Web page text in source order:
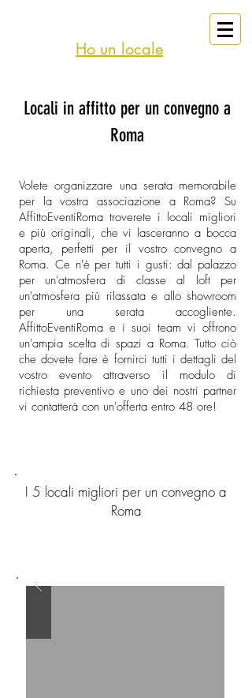
Ho un locale
Locali in affitto per un convegno a
Roma
Volete organizzare una serata memorabile
per la vostra associazione a Roma? Su
AffittoEventiRoma troverete i locali migliori
e più originali, che vi lasceranno a bocca
aperta, perfetti per il vostro convegno a
Roma. Ce n'è per tutti i gusti: dal palazzo
per un'atmosfera di classe al loft per
un'atmosfera più rilassata e allo showroom
per una serata accogliente.
AffittoEventiRoma e i suoi team vi offrono
un'ampia scelta di spazi a Roma. Tutto ciò
che dovete fare è fornirci tutti i dettagli del
vostro evento attraverso il modulo di
richiesta preventivo e uno dei nostri partner
vi contatterà con un'offerta entro 48 ore!
I 5 locali migliori per un convegno a
Roma